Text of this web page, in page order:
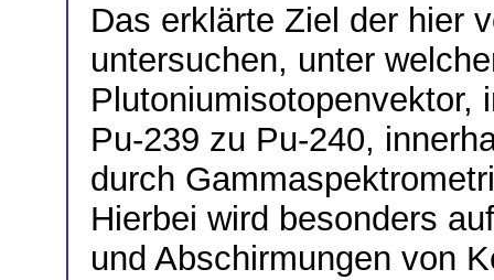
Das erklärte Ziel der hier
untersuchen, unter
Plutoniumisotopenvektor,
Pu-239 zu Pu-240,
durch
Hierbei wird besonders
und Abschirmungen von